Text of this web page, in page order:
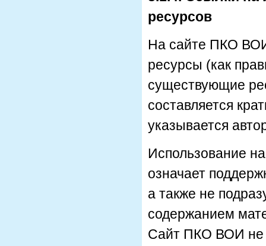
ресурсов
На сайте ПКО ВОИ
ресурсы (как
существующие
составляется
указывается
Использование
означает
а также не
содержанием
Сайт ПКО ВОИ не